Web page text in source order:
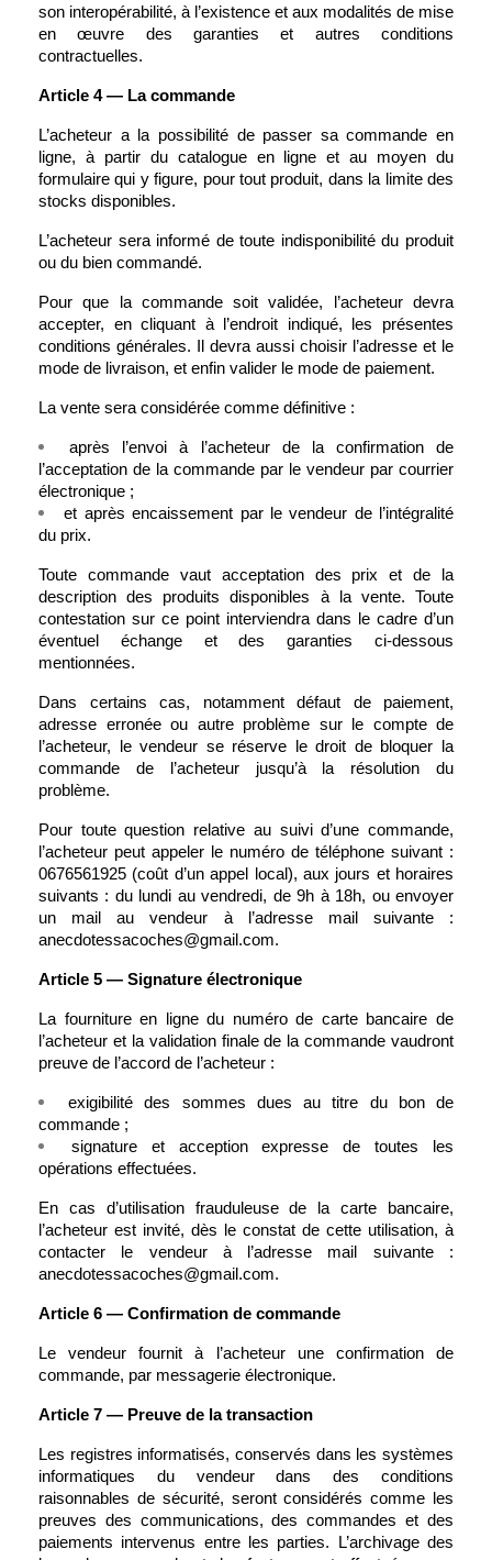
son interopérabilité, à l’existence et aux modalités de mise
en œuvre des garanties et autres conditions
contractuelles.
Article 4 — La commande
L’acheteur a la possibilité de passer sa commande en
ligne, à partir du catalogue en ligne et au moyen du
formulaire qui y figure, pour tout produit, dans la limite des
stocks disponibles.
L’acheteur sera informé de toute indisponibilité du produit
ou du bien commandé.
Pour que la commande soit validée, l’acheteur devra
accepter, en cliquant à l’endroit indiqué, les présentes
conditions générales. Il devra aussi choisir l’adresse et le
mode de livraison, et enfin valider le mode de paiement.
La vente sera considérée comme définitive :
après l’envoi à l’acheteur de la confirmation de
l’acceptation de la commande par le vendeur par courrier
électronique ;
et après encaissement par le vendeur de l’intégralité
du prix.
Toute commande vaut acceptation des prix et de la
description des produits disponibles à la vente. Toute
contestation sur ce point interviendra dans le cadre d’un
éventuel échange et des garanties ci-dessous
mentionnées.
Dans certains cas, notamment défaut de paiement,
adresse erronée ou autre problème sur le compte de
l’acheteur, le vendeur se réserve le droit de bloquer la
commande de l’acheteur jusqu’à la résolution du
problème.
Pour toute question relative au suivi d’une commande,
l’acheteur peut appeler le numéro de téléphone suivant :
0676561925 (coût d’un appel local), aux jours et horaires
suivants : du lundi au vendredi, de 9h à 18h, ou envoyer
un mail au vendeur à l’adresse mail suivante :
anecdotessacoches@gmail.com.
Article 5 — Signature électronique
La fourniture en ligne du numéro de carte bancaire de
l’acheteur et la validation finale de la commande vaudront
preuve de l’accord de l’acheteur :
exigibilité des sommes dues au titre du bon de
commande ;
signature et acception expresse de toutes les
opérations effectuées.
En cas d’utilisation frauduleuse de la carte bancaire,
l’acheteur est invité, dès le constat de cette utilisation, à
contacter le vendeur à l’adresse mail suivante :
anecdotessacoches@gmail.com.
Article 6 — Confirmation de commande
Le vendeur fournit à l’acheteur une confirmation de
commande, par messagerie électronique.
Article 7 — Preuve de la transaction
Les registres informatisés, conservés dans les systèmes
informatiques du vendeur dans des conditions
raisonnables de sécurité, seront considérés comme les
preuves des communications, des commandes et des
paiements intervenus entre les parties. L’archivage des